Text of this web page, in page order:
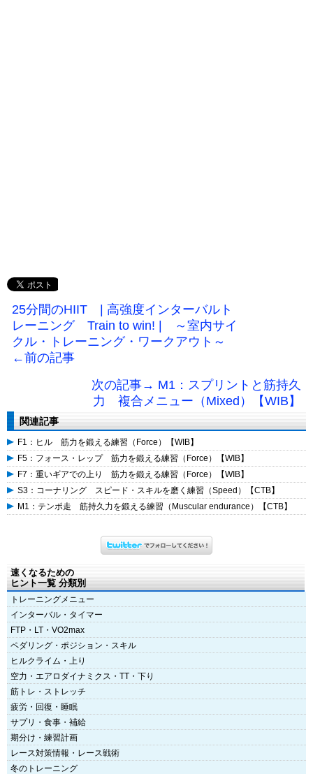
25分間のHIIT | 高強度インターバルト
レーニング Train to win! | ～室内サイ
クル・トレーニング・ワークアウト～
←前の記事
次の記事→ M1：スプリントと筋持久
力 複合メニュー（Mixed）【WIB】
関連記事
F1：ヒル 筋力を鍛える練習（Force）【WIB】
F5：フォース・レップ 筋力を鍛える練習（Force）【WIB】
F7：重いギアでの上り 筋力を鍛える練習（Force）【WIB】
S3：コーナリング スピード・スキルを磨く練習（Speed）【CTB】
M1：テンポ走 筋持久力を鍛える練習（Muscular endurance）【CTB】
速くなるための
ヒント一覧 分類別
トレーニングメニュー
インターバル・タイマー
FTP・LT・VO2max
ペダリング・ポジション・スキル
ヒルクライム・上り
空力・エアロダイナミクス・TT・下り
筋トレ・ストレッチ
疲労・回復・睡眠
サプリ・食事・補給
期分け・練習計画
レース対策情報・レース戦術
冬のトレーニング